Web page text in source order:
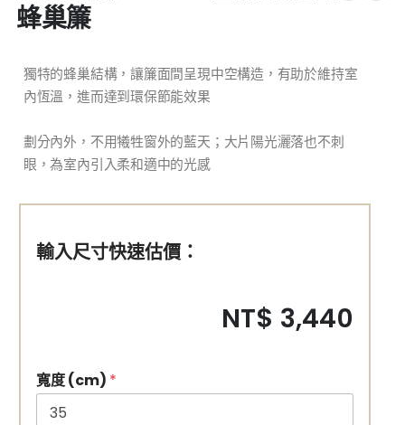
蜂巢簾
獨特的蜂巢結構，讓簾面間呈現中空構造，有助於維持室
內恆溫，進而達到環保節能效果
劃分內外，不用犧牲窗外的藍天；大片陽光灑落也不刺
眼，為室內引入柔和適中的光感
輸入尺寸快速估價：
NT$ 3,440
寬度 (cm) *